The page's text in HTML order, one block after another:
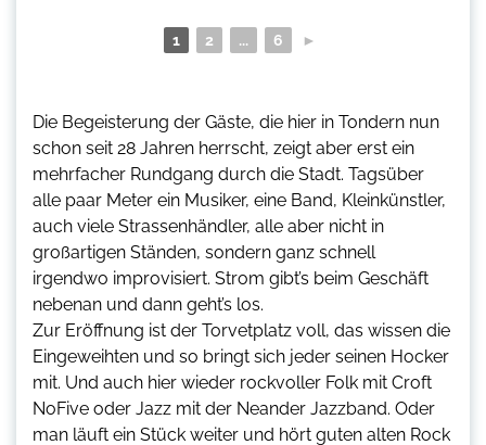
1 2 ... 6 ►
Die Begeisterung der Gäste, die hier in Tondern nun
schon seit 28 Jahren herrscht, zeigt aber erst ein
mehrfacher Rundgang durch die Stadt. Tagsüber
alle paar Meter ein Musiker, eine Band, Kleinkünstler,
auch viele Strassenhändler, alle aber nicht in
großartigen Ständen, sondern ganz schnell
irgendwo improvisiert. Strom gibt’s beim Geschäft
nebenan und dann geht’s los.
Zur Eröffnung ist der Torvetplatz voll, das wissen die
Eingeweihten und so bringt sich jeder seinen Hocker
mit. Und auch hier wieder rockvoller Folk mit Croft
NoFive oder Jazz mit der Neander Jazzband. Oder
man läuft ein Stück weiter und hört guten alten Rock